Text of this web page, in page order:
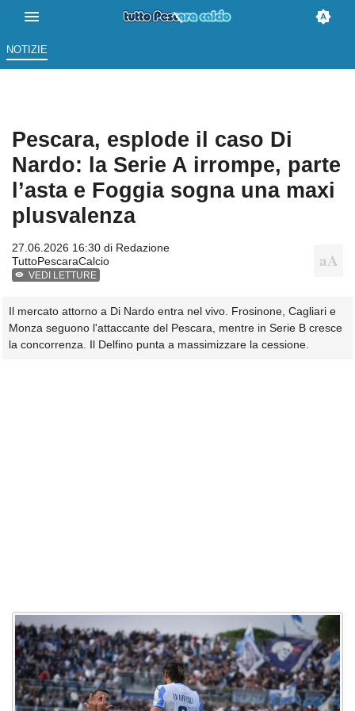
NOTIZIE
Pescara, esplode il caso Di
Nardo: la Serie A irrompe, parte
l’asta e Foggia sogna una maxi
plusvalenza
27.06.2026 16:30 di Redazione
TuttoPescaraCalcio
VEDI LETTURE
Il mercato attorno a Di Nardo entra nel vivo. Frosinone, Cagliari e
Monza seguono l'attaccante del Pescara, mentre in Serie B cresce
la concorrenza. Il Delfino punta a massimizzare la cessione.